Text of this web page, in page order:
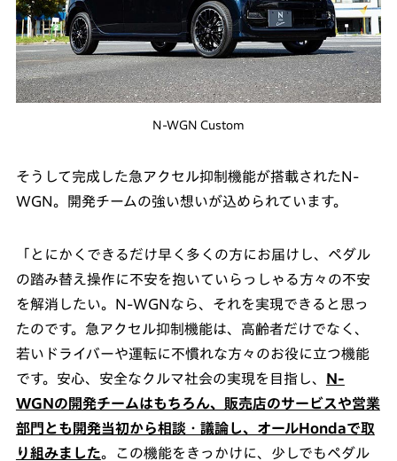
N-WGN Custom
そうして完成した急アクセル抑制機能が搭載されたN-
WGN。開発チームの強い想いが込められています。
「とにかくできるだけ早く多くの方にお届けし、ペダル
の踏み替え操作に不安を抱いていらっしゃる方々の不安
を解消したい。N-WGNなら、それを実現できると思っ
たのです。急アクセル抑制機能は、高齢者だけでなく、
若いドライバーや運転に不慣れな方々のお役に立つ機能
です。安心、安全なクルマ社会の実現を目指し、
N-
WGNの開発チームはもちろん、販売店のサービスや営業
部門とも開発当初から相談・議論し、オールHondaで取
り組みました。この機能をきっかけに、少しでもペダル